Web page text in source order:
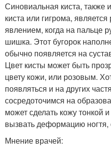
Синовиальная киста, также
киста или гигрома,
явлением, когда на пальце
шишка. Этот бугорок
обычно появляется на
Цвет кисты может быть
цвету кожи, или розовым.
появляться и на других
сосредоточимся на
может сделать кожу тонкой
вызвать деформацию ногтя,
Мнение врачей: